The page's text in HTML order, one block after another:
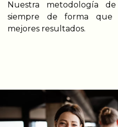
Nuestra metodología
siempre de forma que
mejores resultados.